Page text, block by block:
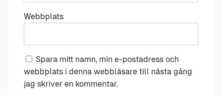
Webbplats
Spara mitt namn, min e-postadress och
webbplats i denna webbläsare till nästa gång
jag skriver en kommentar.